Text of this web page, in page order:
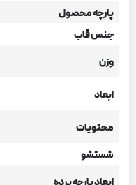
پارچه محصول
جنس قاب
وزن
ابعاد
محتویات
شستشو